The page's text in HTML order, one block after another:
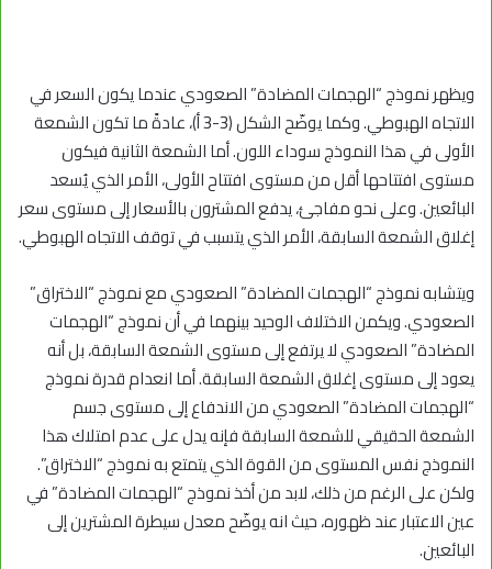
ويظهر نموذج “الهجمات المضادة” الصعودي عندما يكون السعر في
الاتجاه الهبوطي. وكما يوضّح الشكل (3-3 أ)، عادةً ما تكون الشمعة
الأولى في هذا النموذج سوداء اللون. أما الشمعة الثانية فيكون
مستوى افتتاحها أقل من مستوى افتتاح الأولى، الأمر الذي يُسعد
البائعين. وعلى نحو مفاجئ، يدفع المشترون بالأسعار إلى مستوى سعر
إغلاق الشمعة السابقة، الأمر الذي يتسبب في توقف الاتجاه الهبوطي.
ويتشابه نموذج “الهجمات المضادة” الصعودي مع نموذج “الاختراق”
الصعودي. ويكمن الاختلاف الوحيد بينهما في أن نموذج “الهجمات
المضادة” الصعودي لا يرتفع إلى مستوى الشمعة السابقة، بل أنه
يعود إلى مستوى إغلاق الشمعة السابقة. أما انعدام قدرة نموذج
“الهجمات المضادة” الصعودي من الاندفاع إلى مستوى جسم
الشمعة الحقيقي للشمعة السابقة فإنه يدل على عدم امتلاك هذا
النموذج نفس المستوى من القوة الذي يتمتع به نموذج “الاختراق”.
ولكن على الرغم من ذلك، لابد من أخذ نموذج “الهجمات المضادة” في
عين الاعتبار عند ظهوره، حيث انه يوضّح معدل سيطرة المشترين إلى
البائعين.